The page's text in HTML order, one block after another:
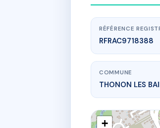
RÉFÉRENCE
RFRAC9718388
COMMUNE
THONON LES
+